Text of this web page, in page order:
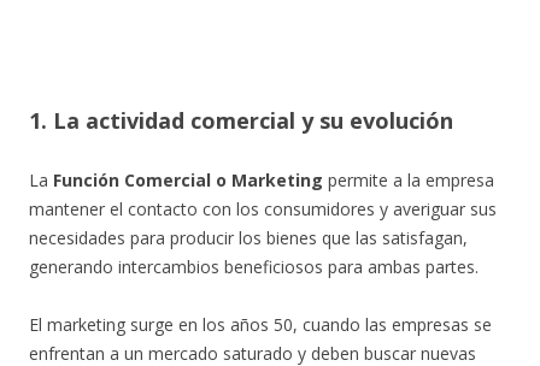
1. La actividad comercial y su evolución
La Función Comercial o Marketing permite a la empresa
mantener el contacto con los consumidores y averiguar sus
necesidades para producir los bienes que las satisfagan,
generando intercambios beneficiosos para ambas partes.
El marketing surge en los años 50, cuando las empresas se
enfrentan a un mercado saturado y deben buscar nuevas